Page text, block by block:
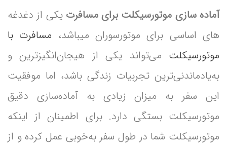
آماده سازی موتورسیکلت برای مسافرت‌ یکی از دغدغه
های اساسی برای موتورسوران میباشد، مسافرت با
موتورسیکلت می‌تواند یکی از هیجان‌انگیزترین و
به‌یادماندنی‌ترین تجربیات زندگی باشد، اما موفقیت
این سفر به میزان زیادی به آماده‌سازی دقیق
موتورسیکلت بستگی دارد. برای اطمینان از اینکه
موتورسیکلت شما در طول سفر به‌خوبی عمل کرده و از